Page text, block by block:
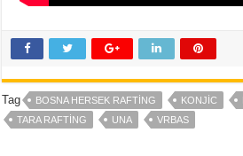
Tag BOSNA HERSEK RAFTING KONJIC
TARA RAFTING
UNA VRBAS